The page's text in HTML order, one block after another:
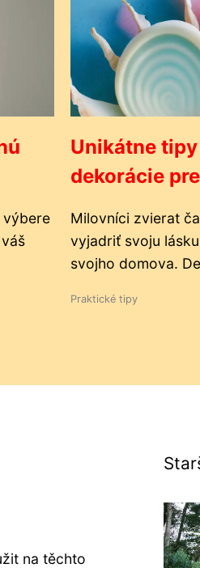
výbere
Unikátne
dekorácie
Milovníci zvierat
vyjadriť svoju
svojho domova.
Praktické tipy
na těchto